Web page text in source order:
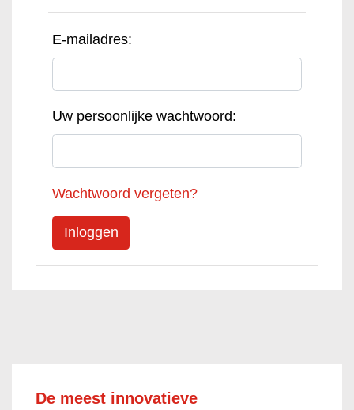
E-mailadres:
Uw persoonlijke wachtwoord:
Wachtwoord vergeten?
De meest innovatieve